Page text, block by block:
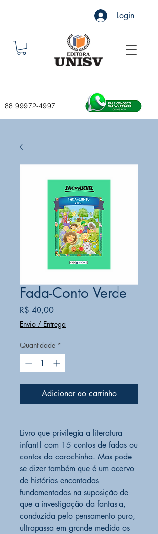
Login
88 99972-4997
Fada-Conto Verde
R$ 40,00Preço
Envio / Entrega
Quantidade *
Adicionar ao carrinho
Livro que privilegia a literatura
infantil com 15 contos de fadas ou
contos da carochinha. Mas pode
se dizer também que é um acervo
de histórias encantadas
fundamentadas na suposição de
que a investigação da fantasia,
conduzida pelo pensamento puro,
ultrapassa em grande medida os